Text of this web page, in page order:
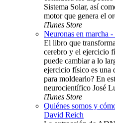
Sistema Solar, así
motor que genera el
iTunes Store
Neuronas en marcha
El libro que
cerebro y el ejercicio
puede cambiar a lo
ejercicio físico es una
para moldearlo? En
neurocientífico José
iTunes Store
Quiénes somos y
David Reich